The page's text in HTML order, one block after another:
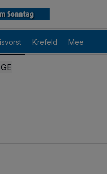
Krefeld Meerbusch